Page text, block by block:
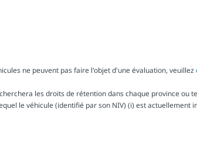
ne peuvent pas faire l'objet d'une évaluation, veuillez
les droits de rétention dans chaque province ou
le véhicule (identifié par son NIV) (i) est